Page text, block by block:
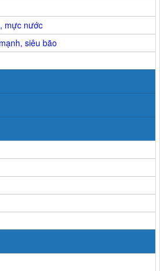
mực nước
siêu bão